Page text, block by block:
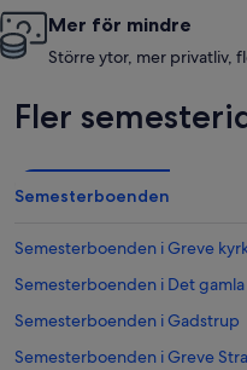
Mer för mindre
Större ytor, mer privatliv,
Fler
Semesterboenden
Semesterboenden i Greve
Semesterboenden i Det
Semesterboenden i Gadstrup
Semesterboenden i Greve